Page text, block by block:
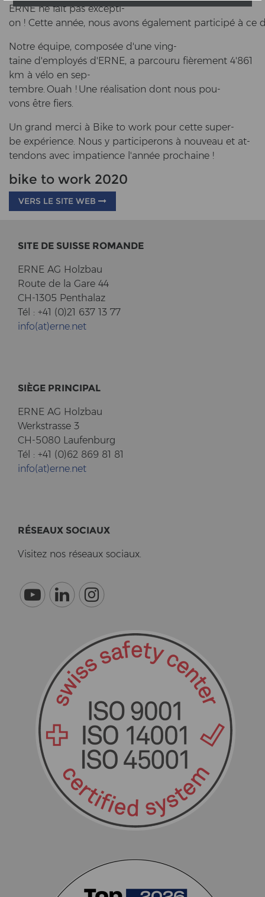
ERNE ne fait pas ex­cep­ti­
on ! Cette année, nous avons également participé à ce
Notre équipe, composée d'une ving­
taine d'employés d'ERNE, a par­cou­ru fièrement 4'861
km à vélo en sep­
tembre. Ouah ! Une réalisation dont nous pou­
vons être fiers.
Un grand merci à Bike to work pour cette su­per­
be expérience. Nous y par­ti­ci­pe­rons à nou­veau et at­
ten­dons avec im­pa­ti­ence l'année pro­chai­ne !
bike to work 2020
VERS LE SITE WEB
SITE DE SUIS­SE RO­MAN­DE
ERNE AG Holz­bau
Route de la Gare 44
CH-1305 Pent­halaz
Tél : +41 (0)21 637 13 77
info(at)erne.net
SIÈGE PRIN­CI­PAL
ERNE AG Holz­bau
Werk­stras­se 3
CH-5080 Lau­fen­burg
Tél : +41 (0)62 869 81 81
info(at)erne.net
RÉSEAUX SO­CI­AUX
Vi­si­tez nos réseaux so­ci­aux.